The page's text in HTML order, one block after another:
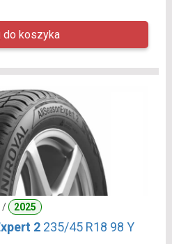
/ 2025
2 235/45 R18 98 Y